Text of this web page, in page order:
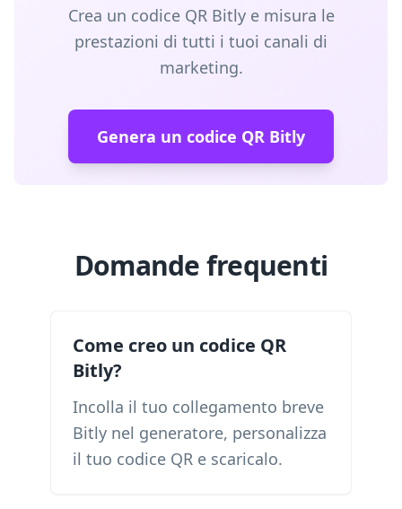
Crea un codice QR Bitly e misura le
prestazioni di tutti i tuoi canali di
marketing.
Genera un codice QR Bitly
Domande frequenti
Come creo un codice QR
Bitly?
Incolla il tuo collegamento breve
Bitly nel generatore, personalizza
il tuo codice QR e scaricalo.